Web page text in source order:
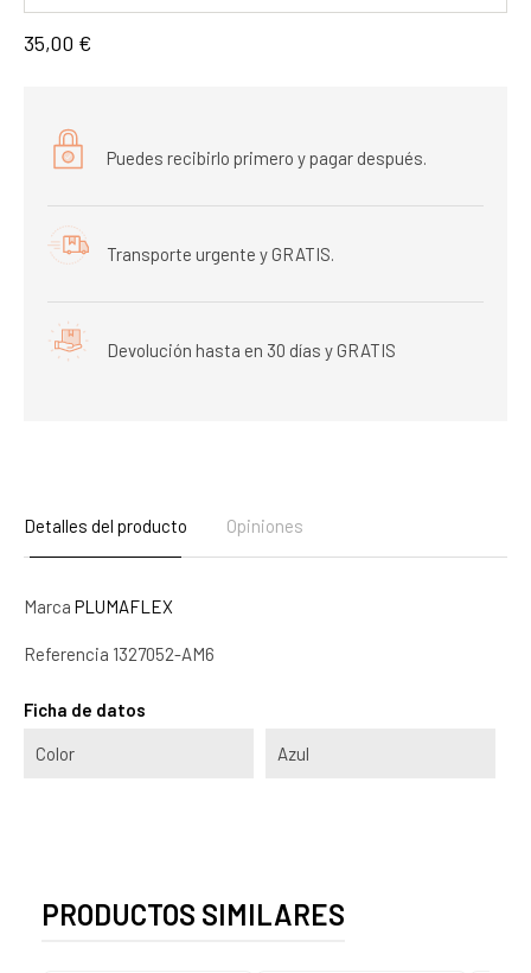
35,00 €
Puedes recibirlo primero y pagar después.
Transporte urgente y GRATIS.
Devolución hasta en 30 días y GRATIS
Detalles del producto Opiniones
Marca PLUMAFLEX
Referencia 1327052-AM6
Ficha de datos
Color Azul
PRODUCTOS SIMILARES